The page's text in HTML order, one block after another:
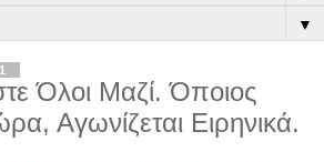
▼
Όλοι Μαζί. Όποιος
Αγωνίζεται Ειρηνικά.